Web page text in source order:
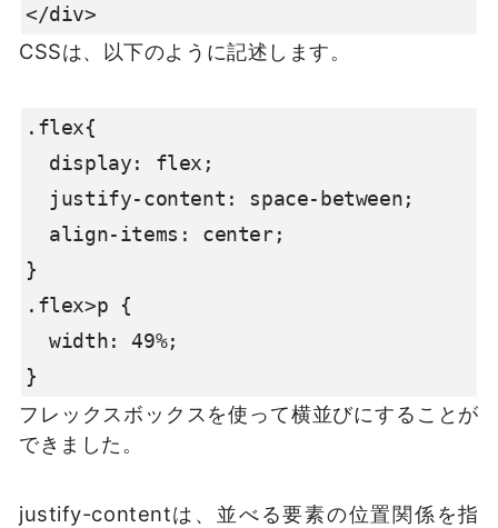
</div>
CSSは、以下のように記述します。
.flex{
}
.flex>p {
  width: 49%;
}
フレックスボックスを使って横並びにすることが
できました。
justify-contentは、並べる要素の位置関係を指